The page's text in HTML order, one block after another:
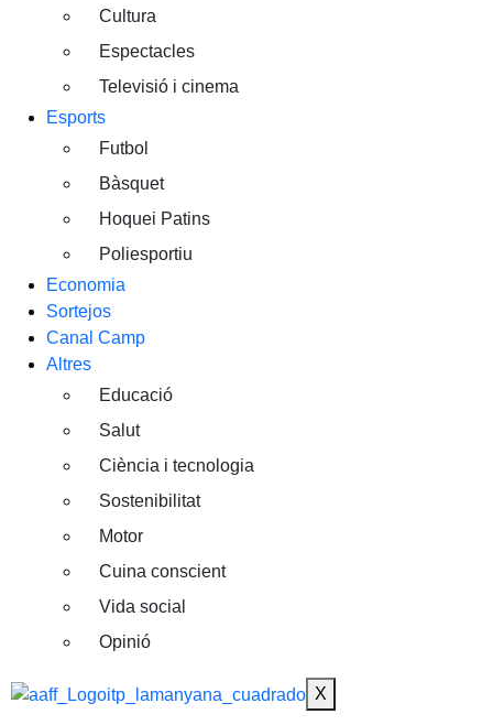
Cultura
Espectacles
Televisió i cinema
Esports
Futbol
Bàsquet
Hoquei Patins
Poliesportiu
Economia
Sortejos
Canal Camp
Altres
Educació
Salut
Ciència i tecnologia
Sostenibilitat
Motor
Cuina conscient
Vida social
Opinió
X